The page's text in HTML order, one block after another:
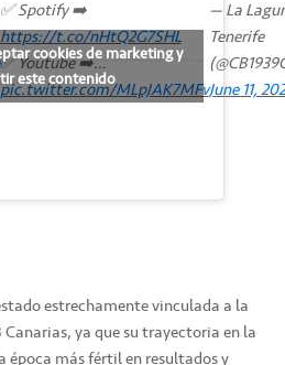
✅ Spotify ➡️
https://t.co/nHtQ2G7SHL
✅ Youtube ➡️…
pic.twitter.com/MLpJAK7MFv
— La
Tenerife
June 11,
cookies de marketing y
este contenido
estrechamente vinculada a la
ya que su trayectoria en la
época más fértil en resultados y